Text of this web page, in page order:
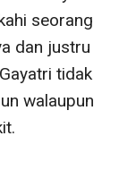
seorang
dan justru
tidak
walaupun